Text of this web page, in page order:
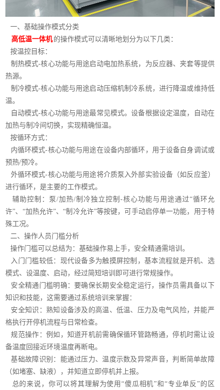
一、基础操作模式分类
高低温一体机的操作模式可以清晰地划分为以下几类：
按温控目标：
制热模式-核心功能与用途启动电加热系统，为反应器、夹套等提供
热源。
制冷模式-核心功能与用途启动压缩机制冷系统，进行降温或维持低
温。
自动模式-核心功能与用途最常见模式。设备根据设定温度，自动在
加热与制冷间切换，实现精确恒温。
按循环方式：
内循环模式-核心功能与用途在设备内部循环，用于设备自身调试或
预热/预冷。
外循环模式-核心功能与用途将介质泵入外部实验设备（如反应釜）
进行循环，是主要的工作模式。
辅助控制：泵/加热/制冷独立控制-核心功能与用途通过“循环允
许”、“加热允许”、“制冷允许”等按键，可手动启停单一功能，用于特
殊工况。
二、操作人员门槛分析
操作门槛可以总结为：基础操作易上手，安全精通需培训。
入门门槛较低：现代设备多为触摸屏控制，基本流程就是开机、选
模式、设温度、启动，经过简短培训即可进行常规操作。
安全精通门槛明确：要确保长期安全稳定运行，操作员需具备以下
知识和技能，这需要通过系统培训来掌握：
安全知识：熟知设备涉及的高温、低温、压力及电气风险，并能严
格执行开停机流程与日常检查。
规范操作：例如，知道开机前需确保循环管路畅通，停机时需让设
备温度回接近环境温度再断电。
基础故障识别：能通过压力、温度示数及异常声音，判断简单故障
（如堵塞、缺液），并知道立即停机并上报。
总的来说，你可以将其理解为使用“傻瓜相机”和“专业单反”的区